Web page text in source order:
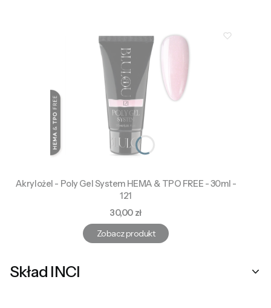
Akrylożel - Poly Gel System HEMA & TPO FREE - 30ml -
121
Cena
30,00 zł
Zobacz produkt
Skład INCI